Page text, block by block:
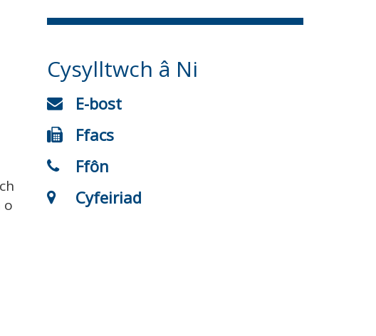
o
Cysylltwch â Ni
E-bost
Ffacs
Ffôn
Cyfeiriad